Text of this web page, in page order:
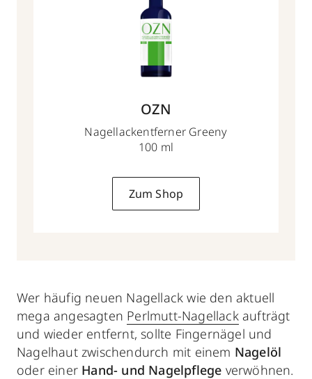
OZN
Nagellackentferner Greeny
100 ml
Zum Shop
Wer häufig neuen Nagellack wie den aktuell
mega angesagten Perlmutt-Nagellackaufträgt
und wieder entfernt, sollte Fingernägel und
Nagelhaut zwischendurch mit einem Nagelöl
oder einer Hand- und Nagelpflege verwöhnen.